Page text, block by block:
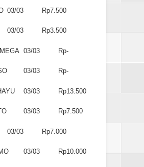
03/03 Rp7.500
03/03 Rp3.500
03/03 Rp-
03/03 Rp-
03/03 Rp13.500
03/03 Rp7.500
03/03 Rp7.000
03/03 Rp10.000